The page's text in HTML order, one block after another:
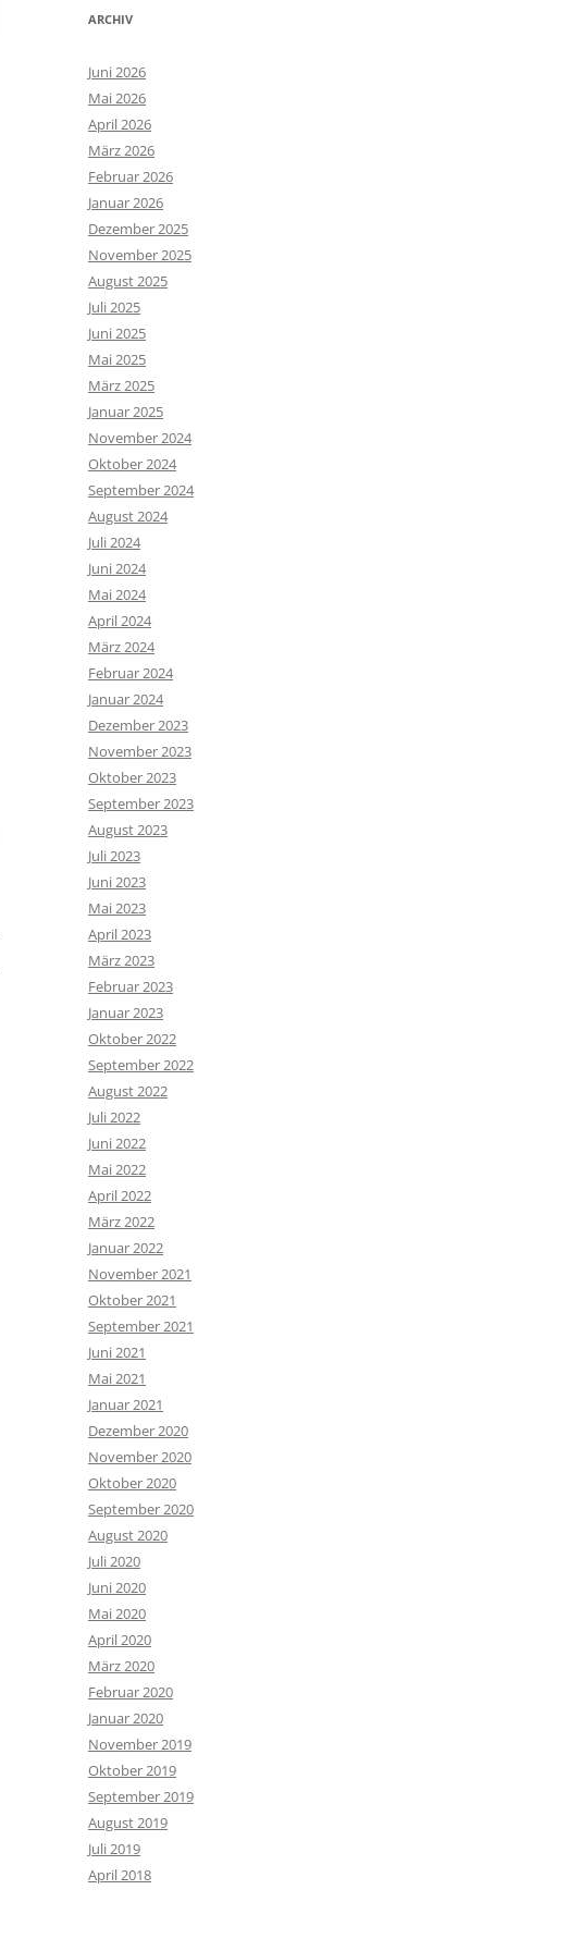
ARCHIV
Juni 2026
Mai 2026
April 2026
März 2026
Februar 2026
Januar 2026
Dezember 2025
November 2025
August 2025
Juli 2025
Juni 2025
Mai 2025
März 2025
Januar 2025
November 2024
Oktober 2024
September 2024
August 2024
Juli 2024
Juni 2024
Mai 2024
April 2024
März 2024
Februar 2024
Januar 2024
Dezember 2023
November 2023
Oktober 2023
September 2023
August 2023
Juli 2023
Juni 2023
Mai 2023
April 2023
März 2023
Februar 2023
Januar 2023
Oktober 2022
September 2022
August 2022
Juli 2022
Juni 2022
Mai 2022
April 2022
März 2022
Januar 2022
November 2021
Oktober 2021
September 2021
Juni 2021
Mai 2021
Januar 2021
Dezember 2020
November 2020
Oktober 2020
September 2020
August 2020
Juli 2020
Juni 2020
Mai 2020
April 2020
März 2020
Februar 2020
Januar 2020
November 2019
Oktober 2019
September 2019
August 2019
Juli 2019
April 2018